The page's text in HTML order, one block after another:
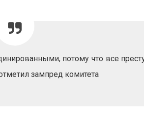
потому что все
зампред комитета